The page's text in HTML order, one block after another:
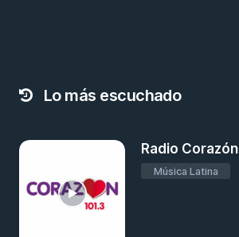
Lo más escuchado
Radio Corazón
Música Latina